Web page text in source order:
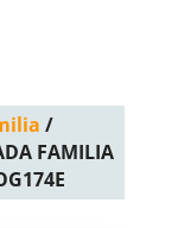
/
FAMILIA